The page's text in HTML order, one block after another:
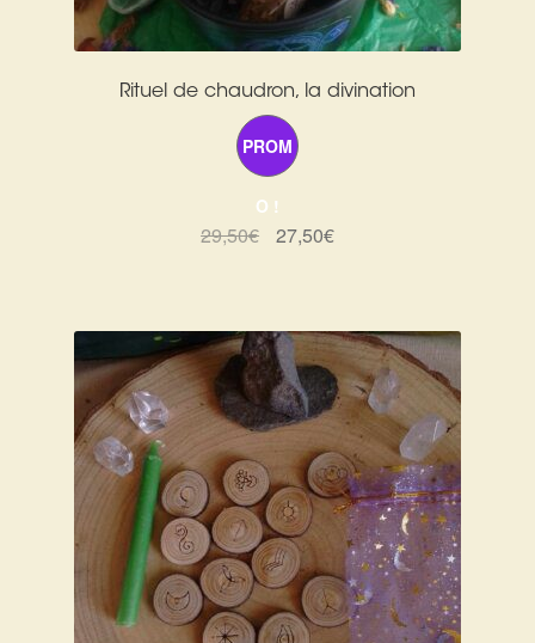
Rituel de chaudron, la divination
PROM
O !
29,50€
Le
29,50€.
27,50€Le
27,50€.